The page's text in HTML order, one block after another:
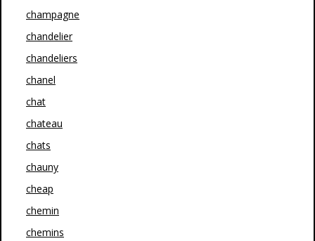
champagne
chandelier
chandeliers
chanel
chat
chateau
chats
chauny
cheap
chemin
chemins